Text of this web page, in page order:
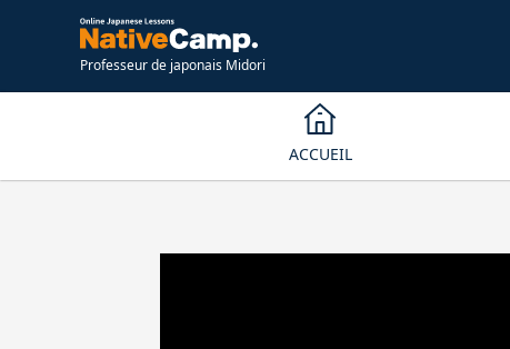
Professeur de japonais Midori
ACCUEIL